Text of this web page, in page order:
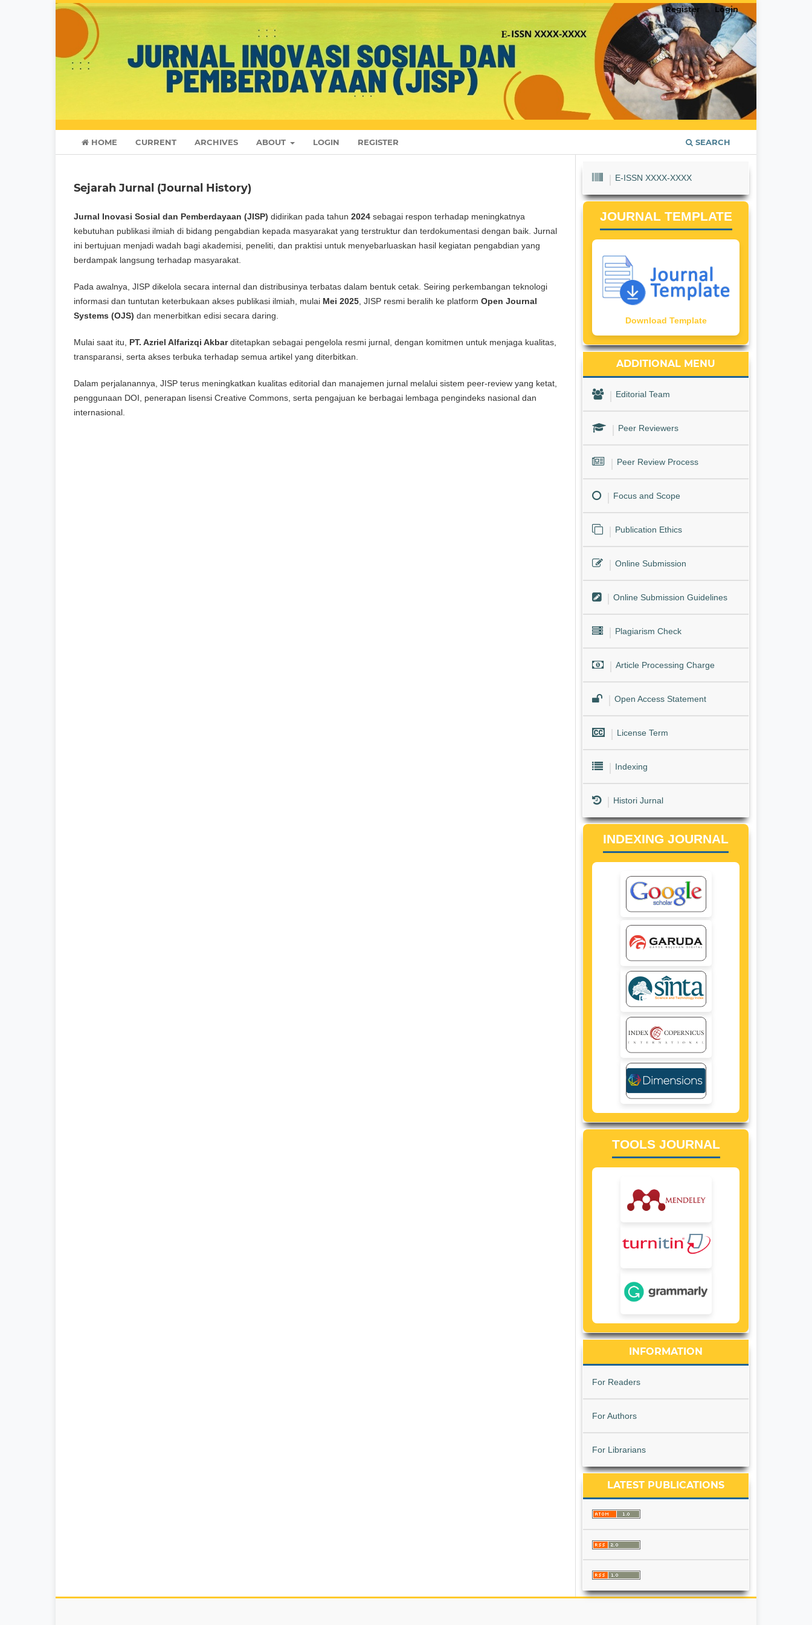
HOME CURRENT ARCHIVES ABOUT LOGIN REGISTER SEARCH
Register Login
Sejarah Jurnal (Journal History)
Jurnal Inovasi Sosial dan Pemberdayaan (JISP) didirikan pada tahun 2024 sebagai respon terhadap meningkatnya
kebutuhan publikasi ilmiah di bidang pengabdian kepada masyarakat yang terstruktur dan terdokumentasi dengan baik. Jurnal
ini bertujuan menjadi wadah bagi akademisi, peneliti, dan praktisi untuk menyebarluaskan hasil kegiatan pengabdian yang
berdampak langsung terhadap masyarakat.
Pada awalnya, JISP dikelola secara internal dan distribusinya terbatas dalam bentuk cetak. Seiring perkembangan teknologi
informasi dan tuntutan keterbukaan akses publikasi ilmiah, mulai Mei 2025, JISP resmi beralih ke platform Open Journal
Systems (OJS) dan menerbitkan edisi secara daring.
Mulai saat itu, PT. Azriel Alfarizqi Akbarditetapkan sebagai pengelola resmi jurnal, dengan komitmen untuk menjaga kualitas,
transparansi, serta akses terbuka terhadap semua artikel yang diterbitkan.
Dalam perjalanannya, JISP terus meningkatkan kualitas editorial dan manajemen jurnal melalui sistem peer-review yang ketat,
penggunaan DOI, penerapan lisensi Creative Commons, serta pengajuan ke berbagai lembaga pengindeks nasional dan
internasional.
E-ISSN XXXX-XXXX
JOURNAL TEMPLATE
Download Template
ADDITIONAL MENU
Editorial Team
Peer Reviewers
Peer Review Process
Focus and Scope
Publication Ethics
Online Submission
Online Submission Guidelines
Plagiarism Check
Article Processing Charge
Open Access Statement
License Term
Indexing
Histori Jurnal
INDEXING JOURNAL
TOOLS JOURNAL
INFORMATION
For Readers
For Authors
For Librarians
LATEST PUBLICATIONS